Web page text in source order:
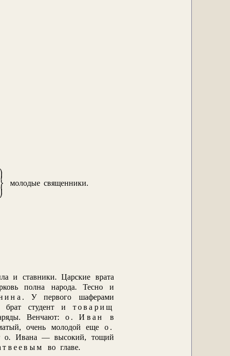
молодые священники.
и ставники. Царские врата
полна народа. Тесно и
. У первого шаферами
студент и товарищ
Венчают: о. Иван
в
очень молодой ещео.
о. Ивана — высокий, тощий
во главе.